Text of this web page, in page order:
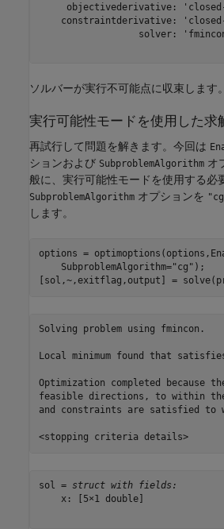
objectivederivative:
constraintderivative:
solver:
ソルバーが実行不可能点に収束します。
実行可能性モードを使用した求
再試行して問題を解きます。今回は
ションおよび SubproblemAlgorithm オ
般に、実行可能性モードを使用する必
SubproblemAlgorithm オプションを
します。
options =
    SubproblemAlgorithm=
"cg" );
[sol,~,exitflag,output] =
Solving problem using fmincon.
Local minimum found that
Optimization completed
feasible directions, to within
and constraints are satisfied to
<stopping criteria details>
sol = struct with fields:
    x: [5×1 double]